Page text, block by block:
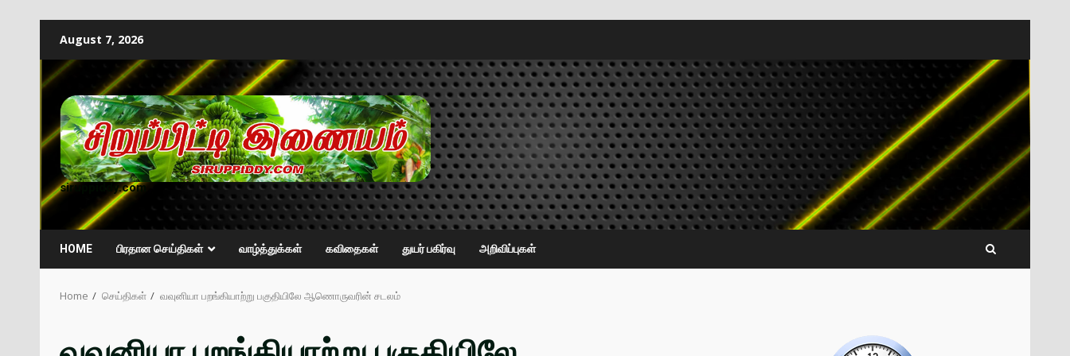
August 7, 2026
siruppiddy.com
HOME பிரதான செய்திகள் வாழ்த்துக்கள் கவிதைகள் துயர் பகிர்வு அறிவிப்புகள்
Home செய்திகள் வவுனியா பறங்கியாற்று பகுதியிலே ஆணொருவரின் சடலம்